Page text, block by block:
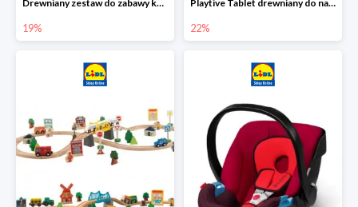
Drewniany zestaw do zabawy kolejką - farma i wiadukt
19%
Playtive Tablet drewniany do nauki, interaktywny
22%